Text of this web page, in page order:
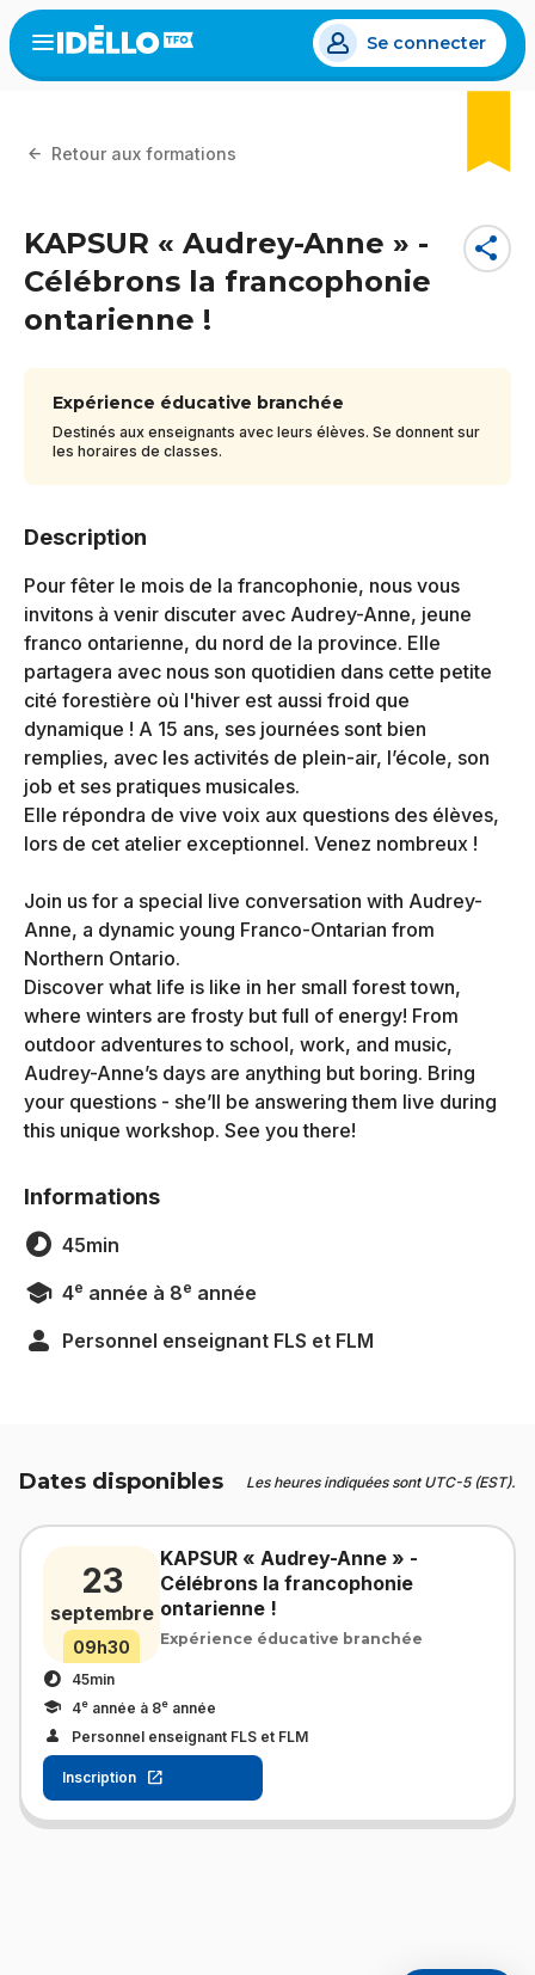
Aller
au
contenu
Open
menu
Se connecter
Retour aux formations
KAPSUR « Audrey-Anne » -
Célébrons la francophonie
ontarienne !
share
Expérience éducative branchée
Destinés aux enseignants avec leurs élèves. Se donnent sur
les horaires de classes.
Description
Pour fêter le mois de la francophonie, nous vous
invitons à venir discuter avec Audrey-Anne, jeune
franco ontarienne, du nord de la province. Elle
partagera avec nous son quotidien dans cette petite
cité forestière où l'hiver est aussi froid que
dynamique ! A 15 ans, ses journées sont bien
remplies, avec les activités de plein-air, l’école, son
job et ses pratiques musicales.
Elle répondra de vive voix aux questions des élèves,
lors de cet atelier exceptionnel. Venez nombreux !
Join us for a special live conversation with Audrey-
Anne, a dynamic young Franco-Ontarian from
Northern Ontario.
Discover what life is like in her small forest town,
where winters are frosty but full of energy! From
outdoor adventures to school, work, and music,
Audrey-Anne’s days are anything but boring. Bring
your questions - she’ll be answering them live during
this unique workshop. See you there!
Informations
45min
4e année à 8e année
Personnel enseignant FLS et FLM
Dates disponibles Les heures indiquées sont UTC-5 (EST).
23
septembre
09h30
KAPSUR « Audrey-Anne » -
Célébrons la francophonie
ontarienne !
Expérience éducative branchée
45min
4e année à 8e année
Personnel enseignant FLS et FLM
Inscription